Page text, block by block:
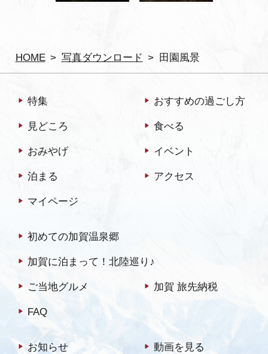
HOME 写真ダウンロード 田園風景
特集 おすすめの過ごし方
見どころ 食べる
おみやげ イベント
泊まる アクセス
マイページ
初めての加賀温泉郷
加賀に泊まって！北陸巡り♪
ご当地グルメ 加賀 旅先納税
FAQ
お知らせ 動画を見る